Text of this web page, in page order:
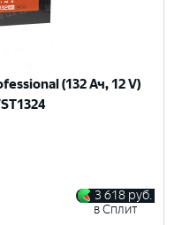
(132 Ач, 12 V)
3 618 руб.
в Сплит